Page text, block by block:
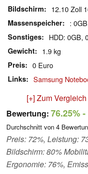
Bildschirm 12.10 Zoll
Massenspeicher :
Sonstiges HDD: 0GB,
Gewicht 1.9 kg
Preis 0 Euro
Links Samsung
[+] Zum
Bewertung: 76.25%-
Durchschnitt von 4
Preis: 72%, Leistung:
Bildschirm: 80%
Ergonomie: 76%,